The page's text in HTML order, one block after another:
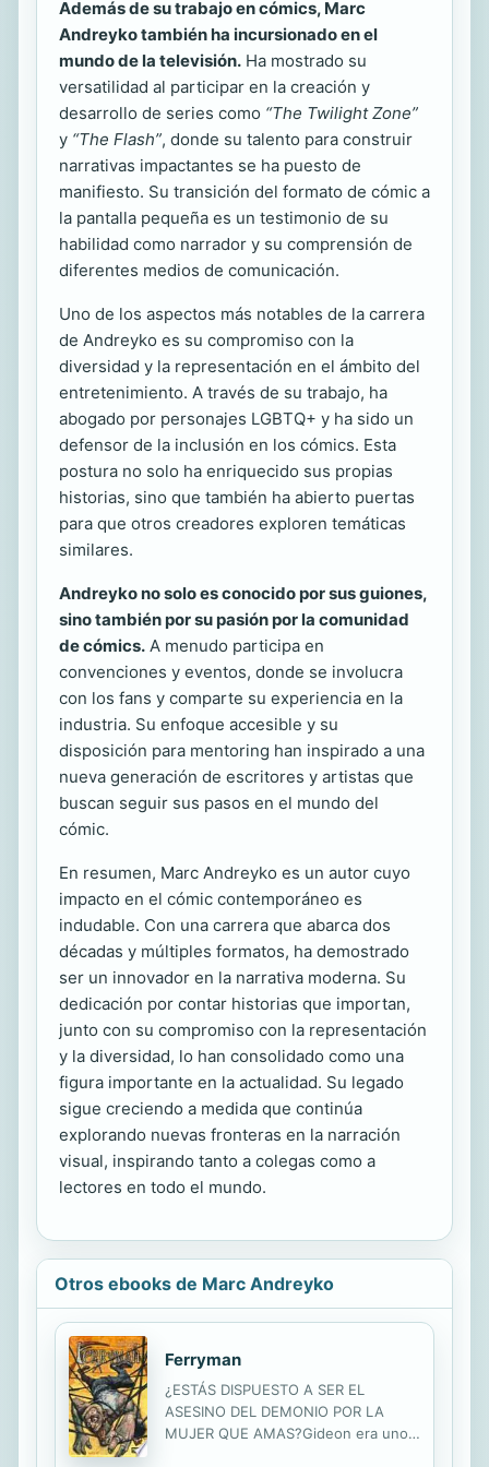
Además de su trabajo en cómics, Marc
Andreyko también ha incursionado en el
mundo de la televisión. Ha mostrado su
versatilidad al participar en la creación y
desarrollo de series como “The Twilight Zone”
y “The Flash”, donde su talento para construir
narrativas impactantes se ha puesto de
manifiesto. Su transición del formato de cómic a
la pantalla pequeña es un testimonio de su
habilidad como narrador y su comprensión de
diferentes medios de comunicación.
Uno de los aspectos más notables de la carrera
de Andreyko es su compromiso con la
diversidad y la representación en el ámbito del
entretenimiento. A través de su trabajo, ha
abogado por personajes LGBTQ+ y ha sido un
defensor de la inclusión en los cómics. Esta
postura no solo ha enriquecido sus propias
historias, sino que también ha abierto puertas
para que otros creadores exploren temáticas
similares.
Andreyko no solo es conocido por sus guiones,
sino también por su pasión por la comunidad
de cómics. A menudo participa en
convenciones y eventos, donde se involucra
con los fans y comparte su experiencia en la
industria. Su enfoque accesible y su
disposición para mentoring han inspirado a una
nueva generación de escritores y artistas que
buscan seguir sus pasos en el mundo del
cómic.
En resumen, Marc Andreyko es un autor cuyo
impacto en el cómic contemporáneo es
indudable. Con una carrera que abarca dos
décadas y múltiples formatos, ha demostrado
ser un innovador en la narrativa moderna. Su
dedicación por contar historias que importan,
junto con su compromiso con la representación
y la diversidad, lo han consolidado como una
figura importante en la actualidad. Su legado
sigue creciendo a medida que continúa
explorando nuevas fronteras en la narración
visual, inspirando tanto a colegas como a
lectores en todo el mundo.
Otros ebooks de Marc Andreyko
Ferryman
¿ESTÁS DISPUESTO A SER EL
ASESINO DEL DEMONIO POR LA
MUJER QUE AMAS?Gideon era uno